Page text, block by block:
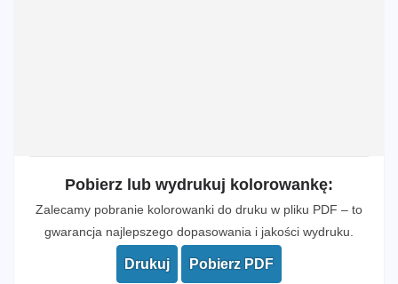
Pobierz lub wydrukuj kolorowankę:
Zalecamy pobranie kolorowanki do druku w pliku PDF – to
gwarancja najlepszego dopasowania i jakości wydruku.
Drukuj Pobierz PDF